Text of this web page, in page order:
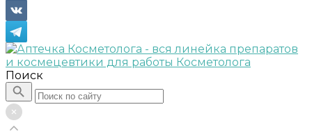
Поиск